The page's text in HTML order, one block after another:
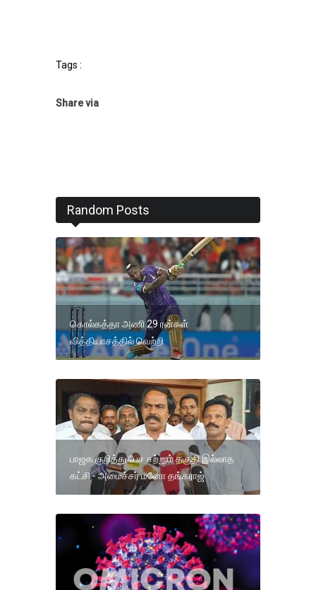
Tags :
Share via
Random Posts
கொல்கத்தா அணி 29 ரன்கள்
வித்தியாசத்தில் வெற்றி
பாஜக குறித்து பேச சற்றும் தகுதி இல்லாத
கட்சி - அமைச்சர் மனோ தங்கராஜ்